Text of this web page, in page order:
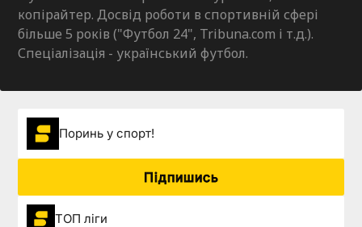
копірайтер. Досвід роботи в спортивній сфері
більше 5 років ("Футбол 24", Tribuna.com і т.д.).
Спеціалізація - український футбол.
Поринь у спорт!
Підпишись
ТОП ліги